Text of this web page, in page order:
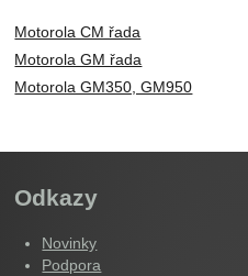
Motorola CM řada
Motorola GM řada
Motorola GM350, GM950
Odkazy
Novinky
Podpora